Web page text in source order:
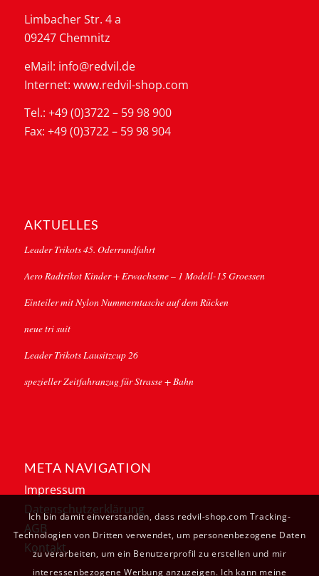
Limbacher Str. 4 a
09247 Chemnitz
eMail: info@redvil.de
Internet: www.redvil-shop.com
Tel.: +49 (0)3722 – 59 98 900
Fax: +49 (0)3722 – 59 98 904
AKTUELLES
Leader Trikots 45. Oderrundfahrt
Aero Radtrikot Kinder + Erwachsene – 1 Modell-15 Groessen
Einteiler mit Nylon Nummerntasche auf dem Rücken
neue tri suit
Leader Trikots Lausitzcup 26
spezieller Zeitfahranzug für Strasse + Bahn
META NAVIGATION
Impressum
Datenschutzerklärung
AGB
Kontakt
Ich bin damit einverstanden, dass redvil-shop.com Tracking-
Technologien von Dritten verwendet, um personenbezogene Daten
zu verarbeiten, um ein Benutzerprofil zu erstellen und mir
interessenbezogene Werbung anzuzeigen. Ich kann meine